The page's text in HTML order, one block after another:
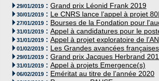
29/01/2019 : Grand prix Léonid Frank 2019
30/01/2019 : Le CNRS lance l’appel à projet
27/01/2019 : Bourses de la Fondation pour
31/01/2019 : Appel à candidatures pour le
31/01/2019 : Appel à projet exploratoire de
01/02/2019 : Les Grandes avancées
29/01/2019 : Grand prix Jacques Herbrand
31/01/2019 : Appel à projets Emergence(s)
06/02/2019 : Eméritat au titre de l’année 2020